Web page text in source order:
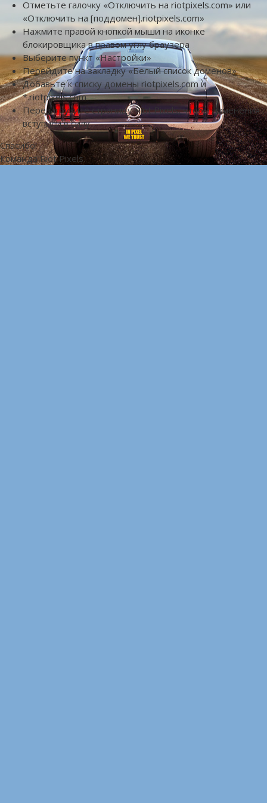
Отметьте галочку «Отключить на riotpixels.com» или
«Отключить на [поддомен].riotpixels.com»
Нажмите правой кнопкой мыши на иконке
блокировщика в правом углу браузера
Выберите пункт «Настройки»
Перейдите на закладку «Белый список доменов»
Добавьте к списку домены riotpixels.com и
*.riotpixels.com
Перезагрузите страницу Riot Pixels, чтобы изменения
вступили в силу
Спасибо!
Команда Riot Pixels.